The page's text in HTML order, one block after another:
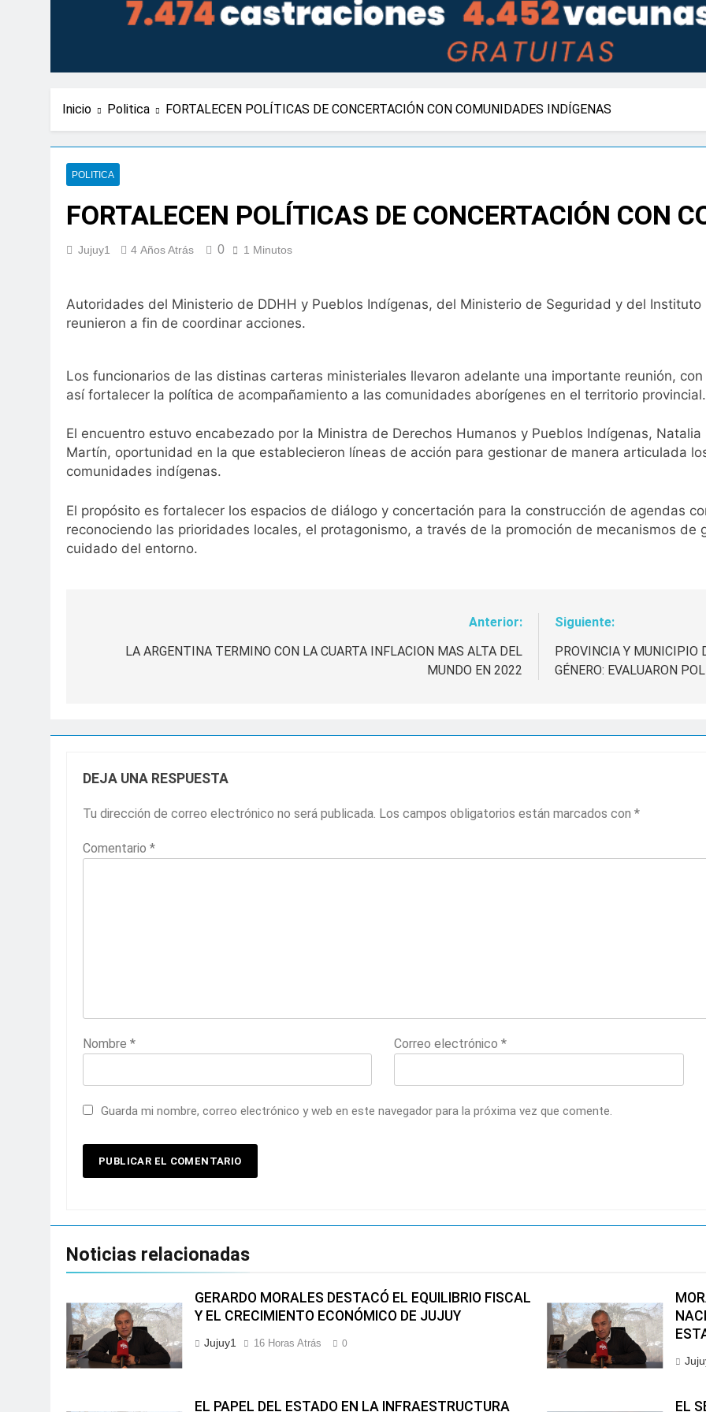
Inicio Politica FORTALECEN POLÍTICAS DE CONCERTACIÓN CON COMUNIDADES INDÍGENAS
POLITICA
FORTALECEN POLÍTICAS DE CONCERTACIÓN CON
Jujuy1 4 Años Atrás 0 1 Minutos
Autoridades del Ministerio de DDHH y Pueblos Indígenas, del Ministerio de Seguridad y del
reunieron a fin de coordinar acciones.
Los funcionarios de las distinas carteras ministeriales llevaron adelante una importante reunión,
así fortalecer la política de acompañamiento a las comunidades aborígenes en el territorio provincial.
El encuentro estuvo encabezado por la Ministra de Derechos Humanos y Pueblos Indígenas,
Martín, oportunidad en la que establecieron líneas de acción para gestionar de manera articulada
comunidades indígenas.
El propósito es fortalecer los espacios de diálogo y concertación para la construcción de agendas
reconociendo las prioridades locales, el protagonismo, a través de la promoción de mecanismos
cuidado del entorno.
Anterior:
LA ARGENTINA TERMINO CON LA CUARTA INFLACION MAS ALTA DEL
MUNDO EN 2022
Siguiente:
PROVINCIA Y MUNICIPIO
GÉNERO: EVALUARON
DEJA UNA RESPUESTA
Tu dirección de correo electrónico no será publicada. Los campos obligatorios están marcados con *
Comentario *
Nombre * Correo electrónico*
Guarda mi nombre, correo electrónico y web en este navegador para la próxima vez que comente.
Noticias relacionadas
GERARDO MORALES DESTACÓ EL EQUILIBRIO FISCAL
Y EL CRECIMIENTO ECONÓMICO DE JUJUY
Jujuy1 16 Horas Atrás 0
EL PAPEL DEL ESTADO EN LA INFRAESTRUCTURA EL